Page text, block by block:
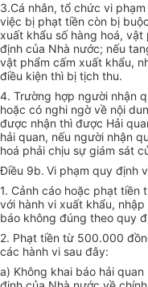
3.Cá nhân, tổ chức vi
việc bị phạt tiền còn bị
xuất khẩu số hàng hoá,
định của Nhà nước; nếu
vật phẩm cấm xuất khẩu,
điều kiện thì bị tịch thu.
4. Trường hợp người nhận
hoặc có nghi ngờ về nội
được nhận thì được Hải
hải quan, nếu người nhận
hoá phải chịu sự giám sát
Điều 9b. Vi phạm quy định
1. Cảnh cáo hoặc phạt
với hành vi xuất khẩu,
báo không đúng theo quy
2. Phạt tiền từ 500.000
các hành vi sau đây:
a) Không khai báo hải